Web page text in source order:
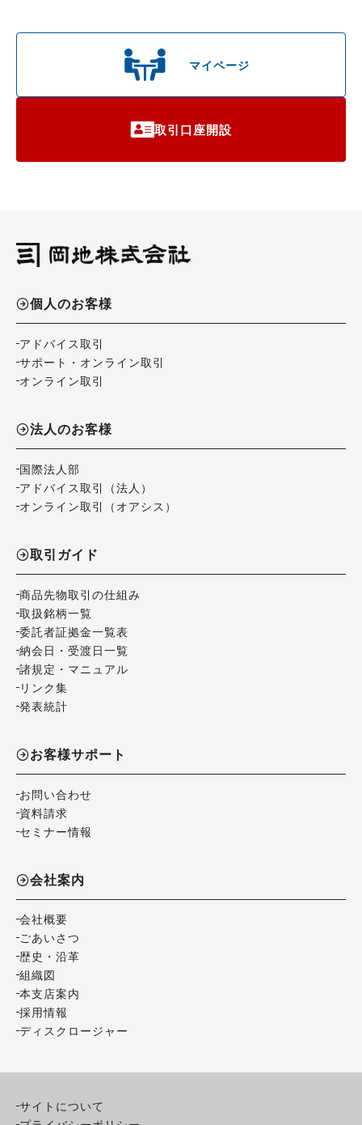
マイページ
取引口座開設
個人のお客様
アドバイス取引
サポート・オンライン取引
オンライン取引
法人のお客様
国際法人部
アドバイス取引（法人）
オンライン取引（オアシス）
取引ガイド
商品先物取引の仕組み
取扱銘柄一覧
委託者証拠金一覧表
納会日・受渡日一覧
諸規定・マニュアル
リンク集
発表統計
お客様サポート
お問い合わせ
資料請求
セミナー情報
会社案内
会社概要
ごあいさつ
歴史・沿革
組織図
本支店案内
採用情報
ディスクロージャー
サイトについて